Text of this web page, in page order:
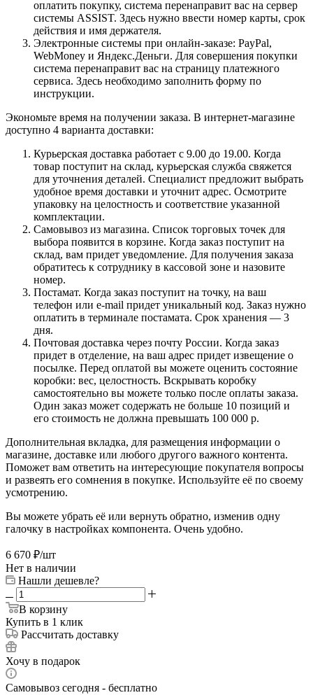
оплатить покупку, система перенаправит вас на сервер
системы ASSIST. Здесь нужно ввести номер карты, срок
действия и имя держателя.
Электронные системы при онлайн-заказе: PayPal,
WebMoney и Яндекс.Деньги. Для совершения покупки
система перенаправит вас на страницу платежного
сервиса. Здесь необходимо заполнить форму по
инструкции.
Экономьте время на получении заказа. В интернет-магазине
доступно 4 варианта доставки:
Курьерская доставка работает с 9.00 до 19.00. Когда
товар поступит на склад, курьерская служба свяжется
для уточнения деталей. Специалист предложит выбрать
удобное время доставки и уточнит адрес. Осмотрите
упаковку на целостность и соответствие указанной
комплектации.
Самовывоз из магазина. Список торговых точек для
выбора появится в корзине. Когда заказ поступит на
склад, вам придет уведомление. Для получения заказа
обратитесь к сотруднику в кассовой зоне и назовите
номер.
Постамат. Когда заказ поступит на точку, на ваш
телефон или e-mail придет уникальный код. Заказ нужно
оплатить в терминале постамата. Срок хранения — 3
дня.
Почтовая доставка через почту России. Когда заказ
придет в отделение, на ваш адрес придет извещение о
посылке. Перед оплатой вы можете оценить состояние
коробки: вес, целостность. Вскрывать коробку
самостоятельно вы можете только после оплаты заказа.
Один заказ может содержать не больше 10 позиций и
его стоимость не должна превышать 100 000 р.
Дополнительная вкладка, для размещения информации о
магазине, доставке или любого другого важного контента.
Поможет вам ответить на интересующие покупателя вопросы
и развеять его сомнения в покупке. Используйте её по своему
усмотрению.
Вы можете убрать её или вернуть обратно, изменив одну
галочку в настройках компонента. Очень удобно.
6 670 ₽/шт
Нет в наличии
Нашли дешевле?
В корзину
Купить в 1 клик
Рассчитать доставку
Хочу в подарок
Самовывоз сегодня - бесплатно